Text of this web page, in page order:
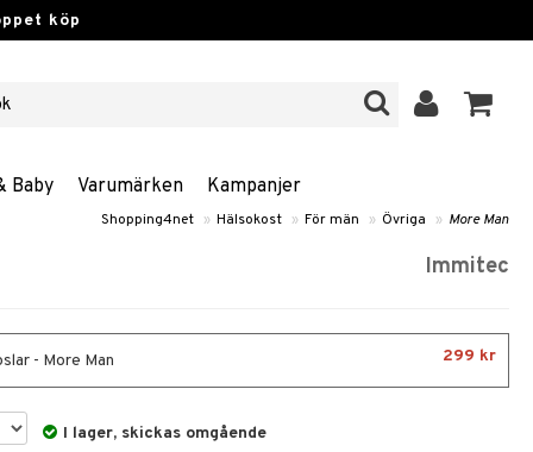
köp
Baby Varumärken Kampanjer
Shopping4net » Hälsokost » För män » Övriga » More Man
Immitec
- More Man 299 kr
I lager, skickas omgående